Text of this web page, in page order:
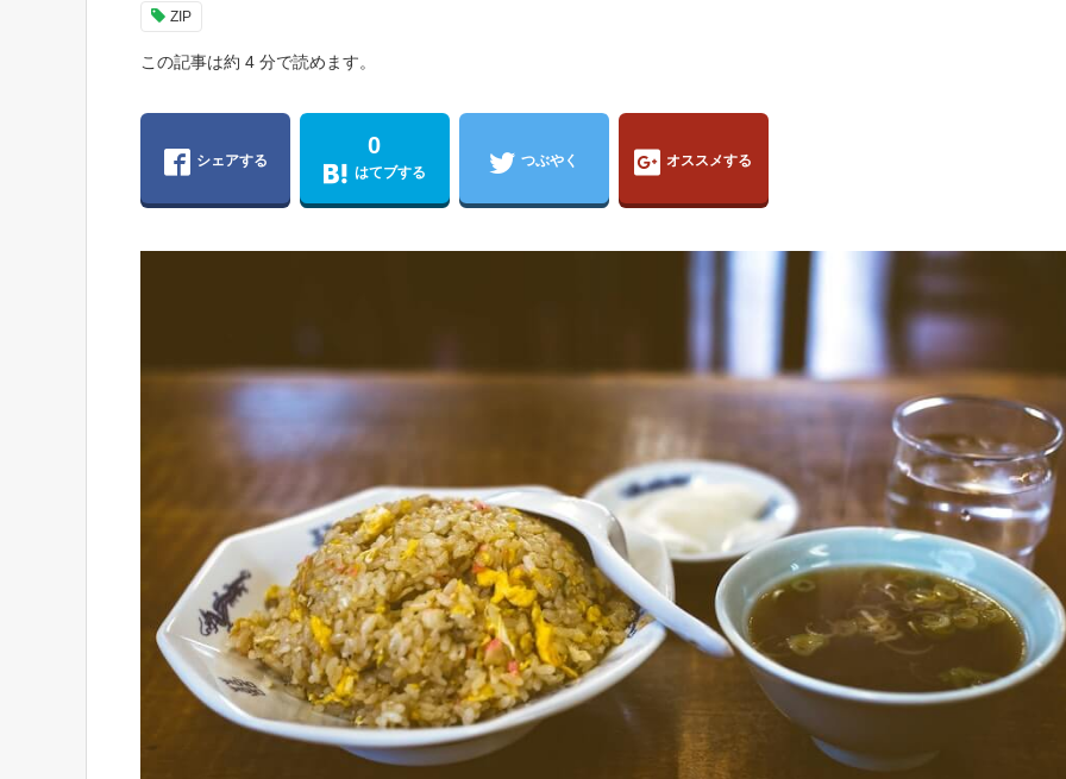
ZIP
この記事は約 4 分で読めます。
シェアする
0
はてブする
つぶやく オススメする